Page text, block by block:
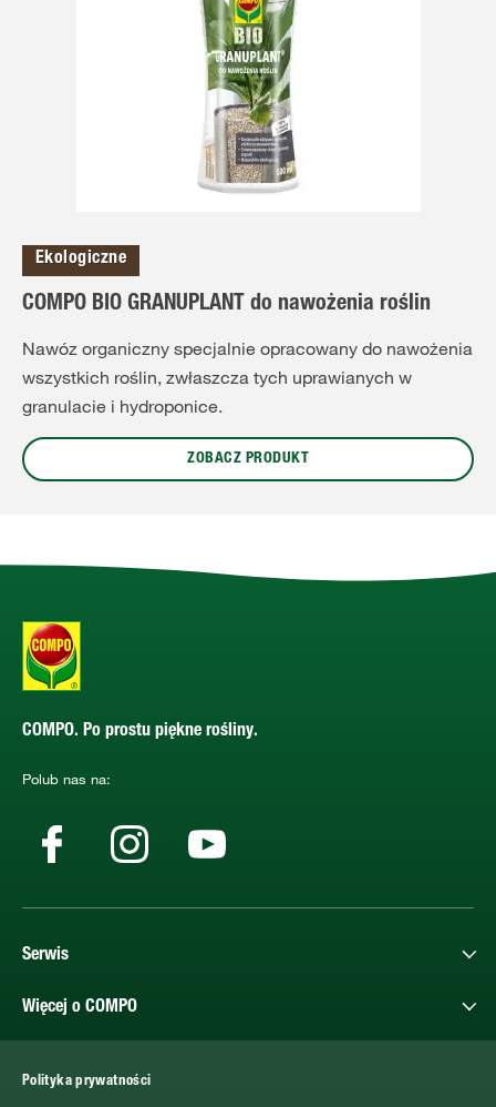
Ekologiczne
COMPO BIO GRANUPLANT do nawożenia roślin
Nawóz organiczny specjalnie opracowany do nawożenia
wszystkich roślin, zwłaszcza tych uprawianych w
granulacie i hydroponice.
ZOBACZ PRODUKT
COMPO. Po prostu piękne rośliny.
Polub nas na:
Serwis
Więcej o COMPO
Polityka prywatności